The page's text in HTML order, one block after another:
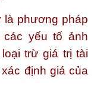
là phương pháp
yếu tố ảnh
trừ giá trị tài
định giá của